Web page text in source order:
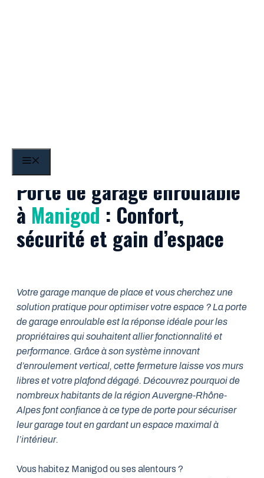
Porte de garage enroulable
à Manigod : Confort,
sécurité et gain d’espace
Votre garage manque de place et vous cherchez une
solution pratique pour optimiser votre espace ? La porte
de garage enroulable est la réponse idéale pour les
propriétaires qui souhaitent allier fonctionnalité et
performance. Grâce à son système innovant
d’enroulement vertical, cette fermeture laisse vos murs
libres et votre plafond dégagé. Découvrez pourquoi de
nombreux habitants de la région Auvergne-Rhône-
Alpes font confiance à ce type de porte pour sécuriser
leur garage tout en gardant un espace maximal à
l’intérieur.
Vous habitez Manigod ou ses alentours ?